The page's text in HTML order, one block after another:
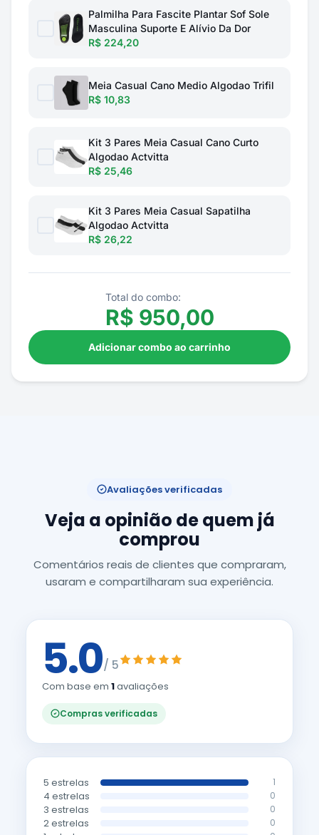
Palmilha Para Fascite Plantar Sof Sole
Masculina Suporte E Alívio Da Dor
R$ 224,20
Meia Casual Cano Medio Algodao Trifil
R$ 10,83
Kit 3 Pares Meia Casual Cano Curto
Algodao Actvitta
R$ 25,46
Kit 3 Pares Meia Casual Sapatilha
Algodao Actvitta
R$ 26,22
Total do combo:
R$ 950,00
Adicionar combo ao carrinho
Avaliações verificadas
Veja a opinião de quem já
comprou
Comentários reais de clientes que compraram,
usaram e compartilharam sua experiência.
5.0/ 5
Com base em 1avaliações
Compras verificadas
5 estrelas 1
4 estrelas 0
3 estrelas 0
2 estrelas 0